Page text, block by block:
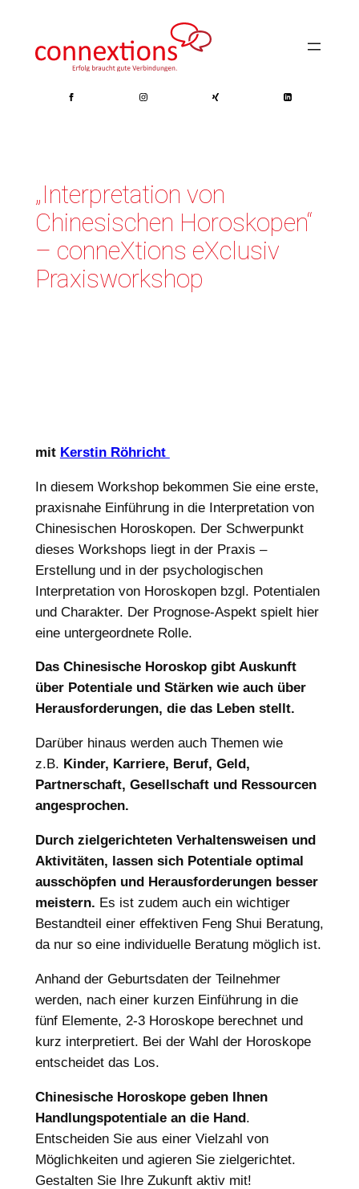
springen
„Interpretation von
Chinesischen Horoskopen“
– conneXtions eXclusiv
Praxisworkshop
mit Kerstin Röhricht
In diesem Workshop bekommen Sie eine erste,
praxisnahe Einführung in die Interpretation von
Chinesischen Horoskopen. Der Schwerpunkt
dieses Workshops liegt in der Praxis –
Erstellung und in der psychologischen
Interpretation von Horoskopen bzgl. Potentialen
und Charakter. Der Prognose-Aspekt spielt hier
eine untergeordnete Rolle.
Das Chinesische Horoskop gibt Auskunft
über Potentiale und Stärken wie auch über
Herausforderungen, die das Leben stellt.
Darüber hinaus werden auch Themen wie
z.B. Kinder, Karriere, Beruf, Geld,
Partnerschaft, Gesellschaft und Ressourcen
angesprochen.
Durch zielgerichteten Verhaltensweisen und
Aktivitäten, lassen sich Potentiale optimal
ausschöpfen und Herausforderungen besser
meistern. Es ist zudem auch ein wichtiger
Bestandteil einer effektiven Feng Shui Beratung,
da nur so eine individuelle Beratung möglich ist.
Anhand der Geburtsdaten der Teilnehmer
werden, nach einer kurzen Einführung in die
fünf Elemente, 2-3 Horoskope berechnet und
kurz interpretiert. Bei der Wahl der Horoskope
entscheidet das Los.
Chinesische Horoskope geben Ihnen
Handlungspotentiale an die Hand.
Entscheiden Sie aus einer Vielzahl von
Möglichkeiten und agieren Sie zielgerichtet.
Gestalten Sie Ihre Zukunft aktiv mit!